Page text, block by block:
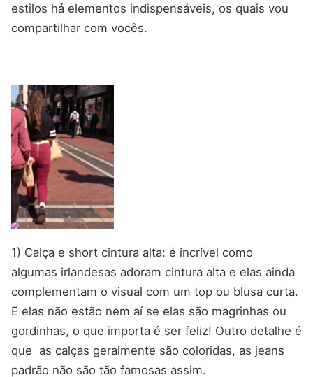
estilos há elementos indispensáveis, os quais vou
compartilhar com vocês.
1) Calça e short cintura alta: é incrível como
algumas irlandesas adoram cintura alta e elas ainda
complementam o visual com um top ou blusa curta.
E elas não estão nem aí se elas são magrinhas ou
gordinhas, o que importa é ser feliz! Outro detalhe é
que as calças geralmente são coloridas, as jeans
padrão não são tão famosas assim.